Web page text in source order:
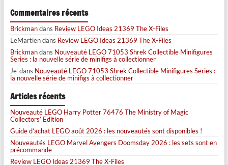
Commentaires récents
Brickmandans Review LEGO Ideas 21369 The X-Files
LeMartiendans Review LEGO Ideas 21369 The X-Files
Brickmandans Nouveauté LEGO 71053 Shrek Collectible Minifigures
Series : la nouvelle série de minifigs à collectionner
Je' dans Nouveauté LEGO 71053 Shrek Collectible Minifigures Series :
la nouvelle série de minifigs à collectionner
Articles récents
Nouveauté LEGO Harry Potter 76476 The Ministry of Magic
Collectors’ Edition
Guide d’achat LEGO août 2026 : les nouveautés sont disponibles !
Nouveautés LEGO Marvel Avengers Doomsday 2026 : les sets sont en
précommande
Review LEGO Ideas 21369 The X-Files